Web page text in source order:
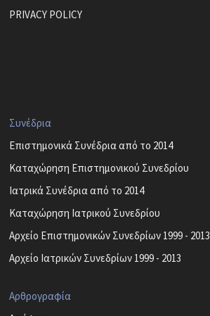
PRIVACY POLICY
Συνέδρια
Επιστημονικά Συνέδρια από το 2014
Καταχώρηση Επιστημονικού Συνεδρίου
Ιατρικά Συνέδρια από το 2014
Καταχώρηση Ιατρικού Συνεδρίου
Αρχείο Επιστημονικών Συνεδρίων 1999 - 2013
Αρχείο Ιατρικών Συνεδρίων 1999 - 2013
Αρθρογραφία